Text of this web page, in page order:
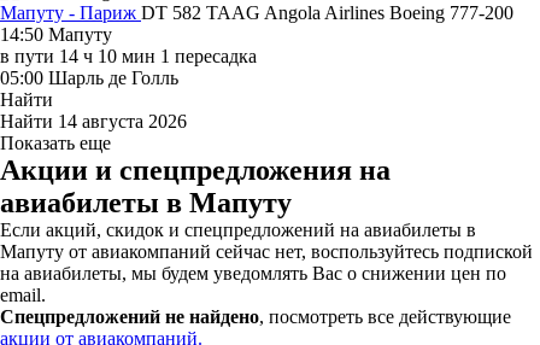
Мапуту - Париж DT 582 TAAG Angola Airlines Boeing 777-200
14:50 Мапуту
в пути 14 ч 10 мин 1 пересадка
05:00 Шарль де Голль
Найти
Найти 14 августа 2026
Показать еще
Акции и спецпредложения на
авиабилеты в Мапуту
Если акций, скидок и спецпредложений на авиабилеты в
Мапуту от авиакомпаний сейчас нет, воспользуйтесь подпиской
на авиабилеты, мы будем уведомлять Вас о снижении цен по
email.
Спецпредложений не найдено, посмотреть все действующие
акции от авиакомпаний.